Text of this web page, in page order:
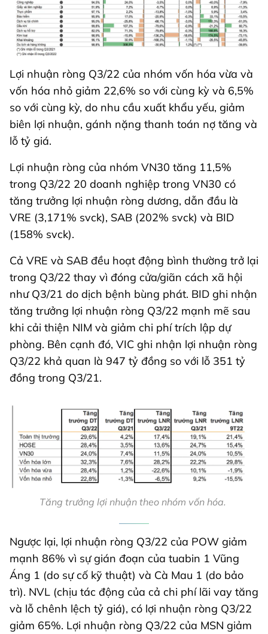
Lợi nhuận ròng Q3/22 của nhóm vốn hóa vừa và
vốn hóa nhỏ giảm 22,6% so với cùng kỳ và 6,5%
so với cùng kỳ, do nhu cầu xuất khẩu yếu, giảm
biên lợi nhuận, gánh nặng thanh toán nợ tăng và
lỗ tỷ giá.
Lợi nhuận ròng của nhóm VN30 tăng 11,5%
trong Q3/22 20 doanh nghiệp trong VN30 có
tăng trưởng lợi nhuận ròng dương, dẫn đầu là
VRE (3,171% svck), SAB (202% svck) và BID
(158% svck).
Cả VRE và SAB đều hoạt động bình thường trở lại
trong Q3/22 thay vì đóng cửa/giãn cách xã hội
như Q3/21 do dịch bệnh bùng phát. BID ghi nhận
tăng trưởng lợi nhuận ròng Q3/22 mạnh mẽ sau
khi cải thiện NIM và giảm chi phí trích lập dự
phòng. Bên cạnh đó, VIC ghi nhận lợi nhuận ròng
Q3/22 khả quan là 947 tỷ đồng so với lỗ 351 tỷ
đồng trong Q3/21.
Tăng trưởng lợi nhuận theo nhóm vốn hóa.
Ngược lại, lợi nhuận ròng Q3/22 của POW giảm
mạnh 86% vì sự gián đoạn của tuabin 1 Vũng
Áng 1 (do sự cố kỹ thuật) và Cà Mau 1 (do bảo
trì). NVL (chịu tác động của cả chi phí lãi vay tăng
và lỗ chênh lệch tỷ giá), có lợi nhuận ròng Q3/22
giảm 65%. Lợi nhuận ròng Q3/22 của MSN giảm